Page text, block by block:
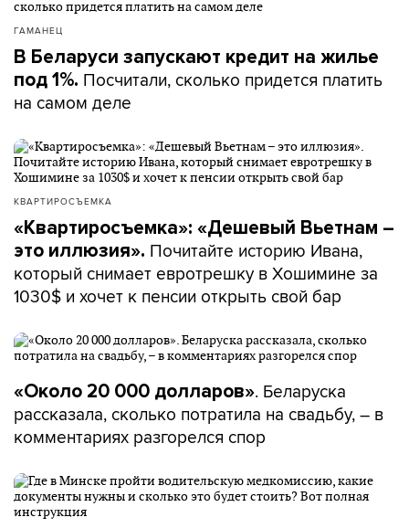
ГАМАНЕЦ
В Беларуси запускают кредит на жилье
под 1%. Посчитали, сколько придется платить
на самом деле
КВАРТИРОСЪЕМКА
«Квартиросъемка»: «Дешевый Вьетнам –
это иллюзия». Почитайте историю Ивана,
который снимает евротрешку в Хошимине за
1030$ и хочет к пенсии открыть свой бар
«Около 20 000 долларов». Беларуска
рассказала, сколько потратила на свадьбу, – в
комментариях разгорелся спор